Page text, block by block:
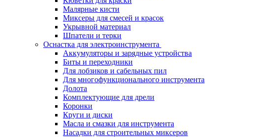
Малярные кисти
Миксеры для смесей и красок
Укрывной материал
Шпатели и терки
Оснастка для электроинструмента
Аккумуляторы и зарядные устройства
Биты и переходники
Для лобзиков и сабельных пил
Для многофункционального инструмента
Долота
Комплектующие для дрели
Коронки
Круги и диски
Масла и смазки для инструмента
Насадки для строительных миксеров